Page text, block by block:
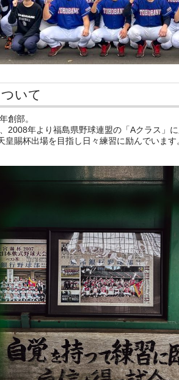
いて
創部。
2008年より福島県野球連盟の「Aクラス」
賜杯出場を目指し日々練習に励んでいます